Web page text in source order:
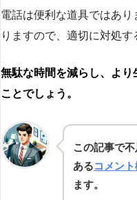
電話は便利な道具ではあ
りますので、適切に対処す
無駄な時間を減らし、よ
ことでしょう。
この記事で
あるコメント
ます。